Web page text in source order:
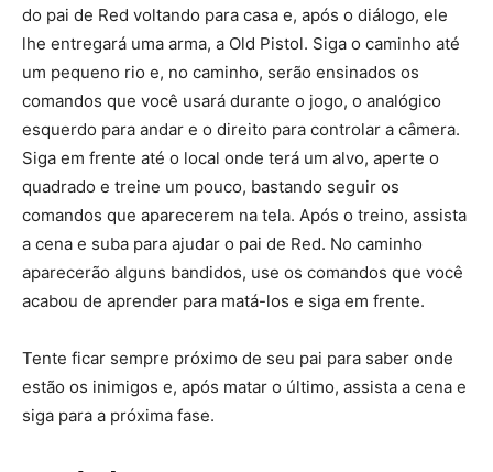
do pai de Red voltando para casa e, após o diálogo, ele
lhe entregará uma arma, a Old Pistol. Siga o caminho até
um pequeno rio e, no caminho, serão ensinados os
comandos que você usará durante o jogo, o analógico
esquerdo para andar e o direito para controlar a câmera.
Siga em frente até o local onde terá um alvo, aperte o
quadrado e treine um pouco, bastando seguir os
comandos que aparecerem na tela. Após o treino, assista
a cena e suba para ajudar o pai de Red. No caminho
aparecerão alguns bandidos, use os comandos que você
acabou de aprender para matá-los e siga em frente.
Tente ficar sempre próximo de seu pai para saber onde
estão os inimigos e, após matar o último, assista a cena e
siga para a próxima fase.